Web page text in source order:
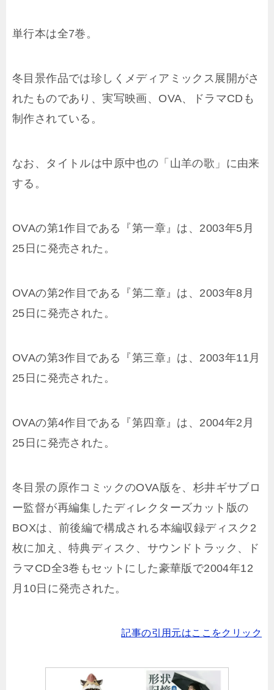
単行本は全7巻。
冬目景作品では珍しくメディアミックス展開がさ
れたものであり、実写映画、OVA、ドラマCDも
制作されている。
なお、タイトルは中原中也の「山羊の歌」に由来
する。
OVAの第1作目である『第一章』は、2003年5月
25日に発売された。
OVAの第2作目である『第二章』は、2003年8月
25日に発売された。
OVAの第3作目である『第三章』は、2003年11月
25日に発売された。
OVAの第4作目である『第四章』は、2004年2月
25日に発売された。
冬目景の原作コミックのOVA版を、杉井ギサブロ
ー監督が再編集したディレクターズカット版の
BOXは、前後編で構成される本編収録ディスク2
枚に加え、特典ディスク、サウンドトラック、ド
ラマCD全3巻もセットにした豪華版で2004年12
月10日に発売された。
記事の引用元はここをクリック